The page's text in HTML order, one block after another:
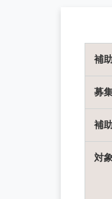
補
募
補
対